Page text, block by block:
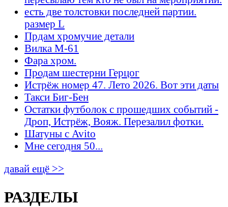
есть две толстовки последней партии.
размер L
Прдам хромучие детали
Вилка М-61
Фара хром.
Продам шестерни Герцог
Истрёж номер 47. Лето 2026. Вот эти даты
Такси Биг-Бен
Остатки футболок с прошедших событий -
Дроп, Истрёж, Вояж. Перезалил фотки.
Шатуны с Avito
Мне сегодня 50...
давай ещё >>
РАЗДЕЛЫ